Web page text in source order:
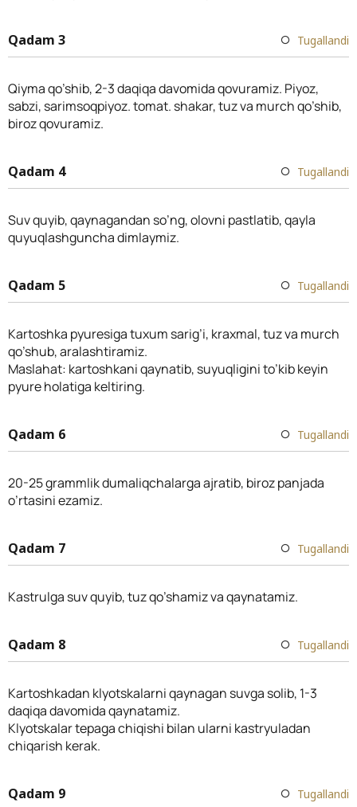
Qadam 3 Tugallandi
Qiyma qo’shib, 2-3 daqiqa davomida qovuramiz. Piyoz,
sabzi, sarimsoqpiyoz. tomat. shakar, tuz va murch qo’shib,
biroz qovuramiz.
Qadam 4 Tugallandi
Suv quyib, qaynagandan so’ng, olovni pastlatib, qayla
quyuqlashguncha dimlaymiz.
Qadam 5 Tugallandi
Kartoshka pyuresiga tuxum sarig’i, kraxmal, tuz va murch
qo’shub, aralashtiramiz.
Maslahat: kartoshkani qaynatib, suyuqligini to’kib keyin
pyure holatiga keltiring.
Qadam 6 Tugallandi
20-25 grammlik dumaliqchalarga ajratib, biroz panjada
o’rtasini ezamiz.
Qadam 7 Tugallandi
Kastrulga suv quyib, tuz qo’shamiz va qaynatamiz.
Qadam 8 Tugallandi
Kartoshkadan klyotskalarni qaynagan suvga solib, 1-3
daqiqa davomida qaynatamiz.
Klyotskalar tepaga chiqishi bilan ularni kastryuladan
chiqarish kerak.
Qadam 9 Tugallandi